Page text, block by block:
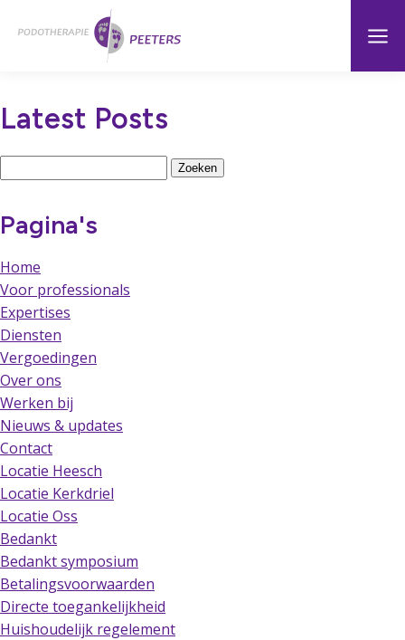
hoofdinhoud
Latest Posts
Pagina's
Home
Voor professionals
Expertises
Diensten
Vergoedingen
Over ons
Werken bij
Nieuws & updates
Contact
Locatie Heesch
Locatie Kerkdriel
Locatie Oss
Bedankt
Bedankt symposium
Betalingsvoorwaarden
Directe toegankelijkheid
Huishoudelijk regelement